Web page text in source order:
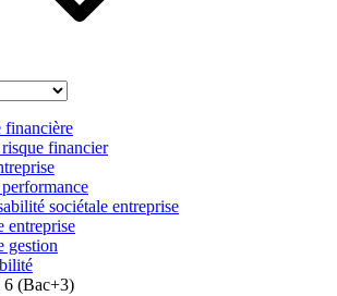
financière
financier
sociétale entreprise
entreprise
gestion
6 (Bac+3)